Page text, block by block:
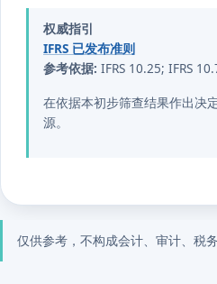
权威指引
IFRS 已发布准则
参考依据: IFRS 10.25; IFRS
在依据本初步筛查结果作出决
源。
仅供参考，不构成会计、审计、税